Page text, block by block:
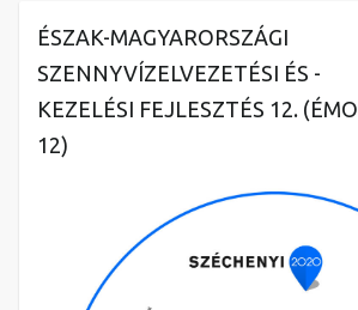
ÉSZAK-MAGYARORSZÁGI
SZENNYVÍZELVEZETÉSI ÉS -
KEZELÉSI FEJLESZTÉS 12. (ÉMO
12)